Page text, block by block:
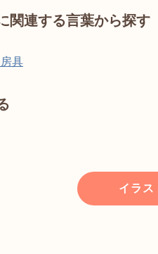
関連する言葉から探す
具
イラス